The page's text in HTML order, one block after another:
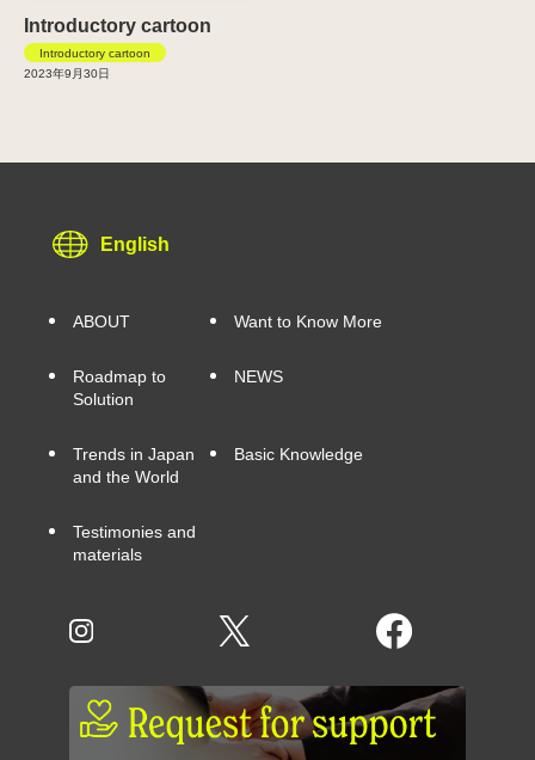
Introductory cartoon
Introductory cartoon
2023年9月30日
English
ABOUT Want to Know More
Roadmap to
Solution
NEWS
Trends in Japan
and the World
Basic Knowledge
Testimonies and
materials